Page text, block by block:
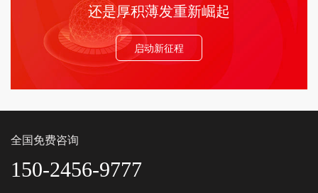
还是厚积薄发重新崛起
启动新征程
全国免费咨询
150-2456-9777